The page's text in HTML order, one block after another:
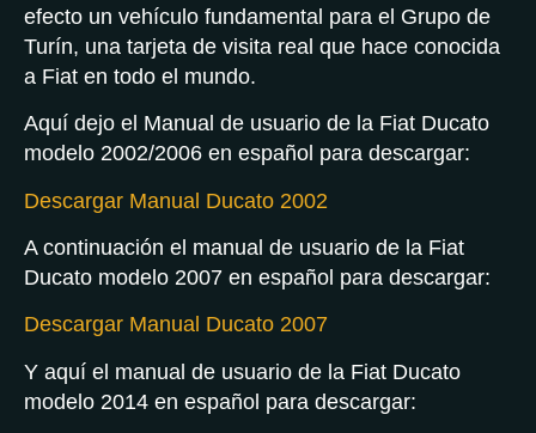
efecto un vehículo fundamental para el Grupo de
Turín, una tarjeta de visita real que hace conocida
a Fiat en todo el mundo.
Aquí dejo el Manual de usuario de la Fiat Ducato
modelo 2002/2006 en español para descargar:
Descargar Manual Ducato 2002
A continuación el manual de usuario de la Fiat
Ducato modelo 2007 en español para descargar:
Descargar Manual Ducato 2007
Y aquí el manual de usuario de la Fiat Ducato
modelo 2014 en español para descargar: